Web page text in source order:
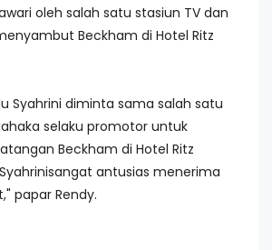
oleh salah satu stasiun TV dan
Beckham di Hotel Ritz
Syahrini diminta sama salah satu
selaku promotor untuk
Beckham di Hotel Ritz
antusias menerima
papar Rendy.